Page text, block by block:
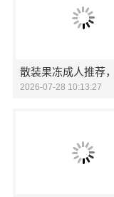
2026-07-28 10:13:27